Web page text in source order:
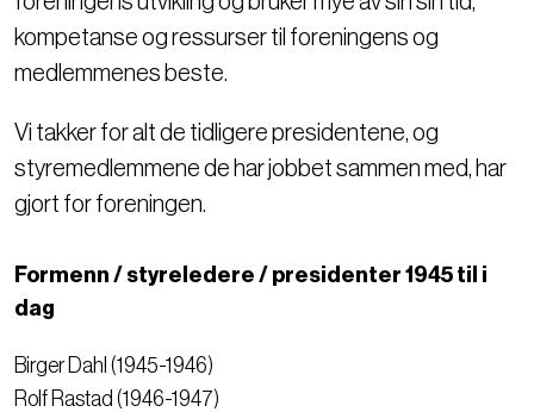
kompetanse og ressurser til foreningens og
medlemmenes beste.
Vi takker for alt de tidligere presidentene, og
styremedlemmene de har jobbet sammen med, har
gjort for foreningen.
Formenn / styreledere / presidenter 1945 til i
dag
Birger Dahl (1945-1946)
Rolf Rastad (1946-1947)